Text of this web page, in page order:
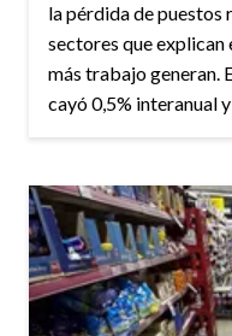
la pérdida de
sectores que explican
más trabajo generan.
cayó 0,5% interanual